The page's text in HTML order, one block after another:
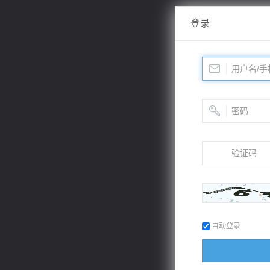
登录
自动登录